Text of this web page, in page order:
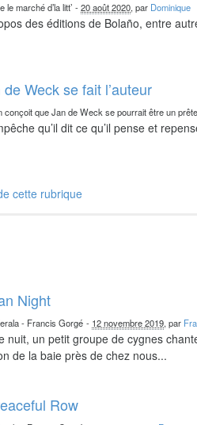
le marché d’la litt’ -20 août 2020, par Dominique
des éditions de Bolaño, entre
de Weck se fait l’auteur
conçoit que Jan de Weck se pourrait être un
qu’il dit ce qu’il pense et
cette rubrique
Night
- Francis Gorgé - 12 novembre 2019, par
nuit, un petit groupe de cygnes
de la baie près de chez nous...
Row